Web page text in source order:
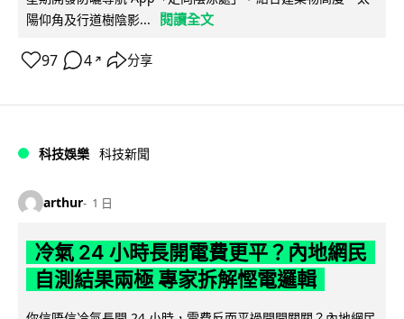
陽仰角及行道樹陰影...
閱讀全文
97 4 ↗ 分享
科技娛樂 科技新聞
arthur 1 日
冷氣 24 小時長開電費更平？內地網民
自測結果兩極 專家拆解慳電邏輯